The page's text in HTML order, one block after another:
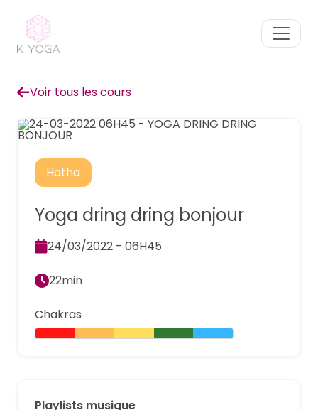
Voir tous les cours
Hatha
Chakras
Yoga dring dring bonjour
24/03/2022 - 06H45
22min
Playlists musique